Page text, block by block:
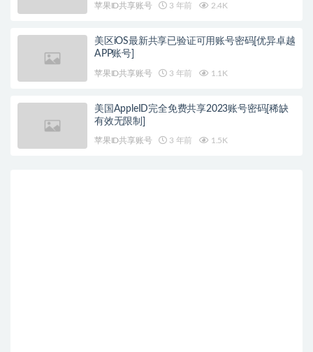
苹果ID共享账号 3 年前 2.4K
美区iOS最新共享已验证可用账号密码[优异卓越
APP账号]
苹果ID共享账号 3 年前 1.1K
美国AppleID完全免费共享2023账号密码[稀缺
有效无限制]
苹果ID共享账号 3 年前 1.5K